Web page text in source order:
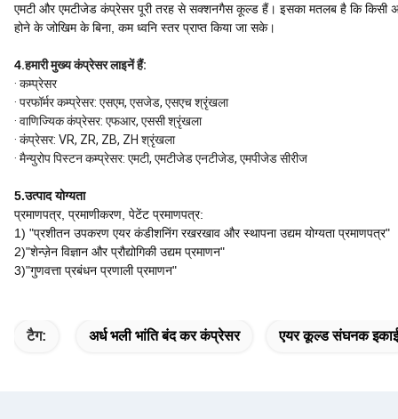
एमटी और एमटीजेड कंप्रेसर पूरी तरह से सक्शनगैस कूल्ड हैं। इसका मतलब है कि किसी
होने के जोखिम के बिना, कम ध्वनि स्तर प्राप्त किया जा सके।
4.हमारी मुख्य कंप्रेसर लाइनें हैं:
· कम्प्रेसर
· परफॉर्मर कम्प्रेसर: एसएम, एसजेड, एसएच श्रृंखला
· वाणिज्यिक कंप्रेसर: एफआर, एससी श्रृंखला
· कंप्रेसर: VR, ZR, ZB, ZH श्रृंखला
· मैन्युरोप पिस्टन कम्प्रेसर: एमटी, एमटीजेड एनटीजेड, एमपीजेड सीरीज
5.उत्पाद योग्यता
प्रमाणपत्र, प्रमाणीकरण, पेटेंट प्रमाणपत्र:
1) "प्रशीतन उपकरण एयर कंडीशनिंग रखरखाव और स्थापना उद्यम योग्यता प्रमाणपत्र"
2)"शेन्ज़ेन विज्ञान और प्रौद्योगिकी उद्यम प्रमाणन"
3)"गुणवत्ता प्रबंधन प्रणाली प्रमाणन"
टैग: अर्ध भली भांति बंद कर कंप्रेसर एयर कूल्ड संघनक इकाई